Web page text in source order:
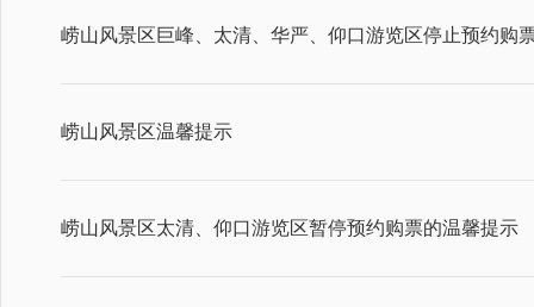
崂山风景区巨峰、太清、华严、仰口游览区停止预约购
崂山风景区温馨提示
崂山风景区太清、仰口游览区暂停预约购票的温馨提示